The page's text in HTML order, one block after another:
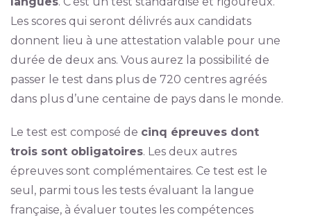
Les scores qui seront délivrés aux candidats
donnent lieu à une attestation valable pour une
durée de deux ans. Vous aurez la possibilité de
passer le test dans plus de 720 centres agréés
dans plus d’une centaine de pays dans le monde.
Le test est composé de cinq épreuves dont
trois sont obligatoires. Les deux autres
épreuves sont complémentaires. Ce test est le
seul, parmi tous les tests évaluant la langue
française, à évaluer toutes les compétences